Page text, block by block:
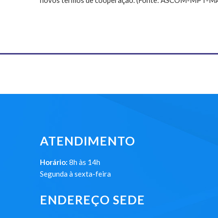
ATENDIMENTO
Horário: 8h às 14h
Segunda à sexta-feira
ENDEREÇO SEDE